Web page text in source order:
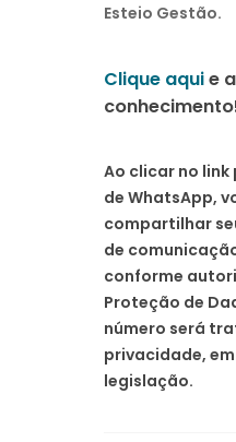
Esteio Gestão.
Clique aquie
Ao clicar no
de WhatsApp,
compartilhar
de
conforme
Proteção de
número será
privacidade,
legislação.